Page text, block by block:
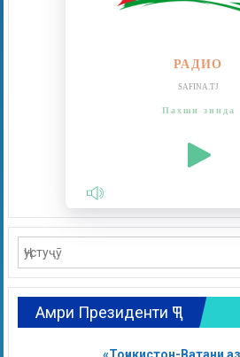
РАДИО
SAFINA.TJ
Пахши зинда
Амри Президенти ҶТ